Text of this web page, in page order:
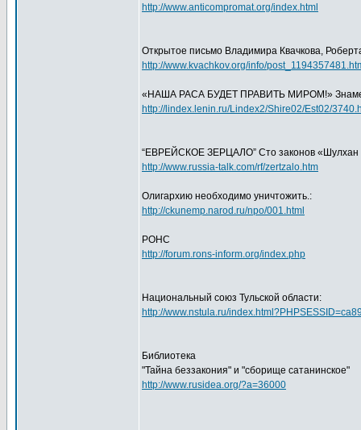
http://www.anticompromat.org/index.html
Открытое письмо Владимира Квачкова,
http://www.kvachkov.org/info/
«НАША РАСА БУДЕТ ПРАВИТЬ МИРОМ!»
http://lindex.lenin.ru/Lindex2/Shire02/Est02/
“ЕВРЕЙСКОЕ ЗЕРЦАЛО” Сто законов «Шулхан
http://www.russia-talk.com/rf/zertzalo.htm
Олигархию необходимо уничтожить.:
http://ckunemp.narod.ru/npo/001.html
РОНС
http://forum.rons-inform.org/index.php
Национальный союз Тульской области:
http://www.nstula.ru/
Библиотека
"Тайна беззакония" и "сборище сатанинское"
http://www.rusidea.org/?a=36000